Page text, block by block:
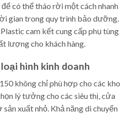
có thể tháo rời một cách nhanh
gian trong quy trình bảo dưỡng.
cam kết cung cấp phụ tùng
lượng cho khách hàng.
hình kinh doanh
không chỉ phù hợp cho các kho
lý tưởng cho các siêu thị, cửa
sản xuất nhỏ. Khả năng di chuyển